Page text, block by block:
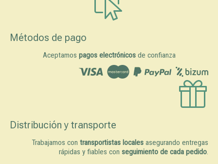
Métodos de pago
Aceptamos pagos electrónicosde confianza
Distribución y transporte
Trabajamos con transportistas locales asegurando entregas
rápidas y fiables con seguimiento de cada pedido